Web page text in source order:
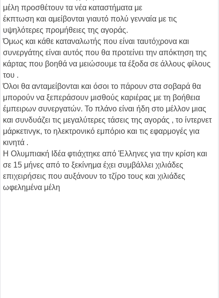
μέλη προσθέτουν τα νέα καταστήματα με
έκπτωση και αμείβονται γιαυτό πολύ γενναία με τις
υψηλότερες προμήθειες της αγοράς.
Όμως και κάθε καταναλωτής που είναι ταυτόχρονα και
συνεργάτης είναι αυτός που θα προτείνει την απόκτηση της
κάρτας που βοηθά να μειώσουμε τα έξοδα σε άλλους φίλους
του .
Όλοι θα ανταμείβονται και όσοι το πάρουν στα σοβαρά θα
μπορούν να ξεπεράσουν μισθούς καριέρας με τη βοήθεια
έμπειρων συνεργατών. Το πλάνο είναι ήδη στο μέλλον μιας
και συνδυάζει τις μεγαλύτερες τάσεις της αγοράς , το ίντερνετ
μάρκετινγκ, το ηλεκτρονικό εμπόριο και τις εφαρμογές για
κινητά .
Η Ολυμπιακή Ιδέα φτιάχτηκε από Έλληνες για την κρίση και
σε 15 μήνες από το ξεκίνημα έχει συμβάλλει χιλιάδες
επιχειρήσεις που αυξάνουν το τζίρο τους και χιλιάδες
ωφελημένα μέλη